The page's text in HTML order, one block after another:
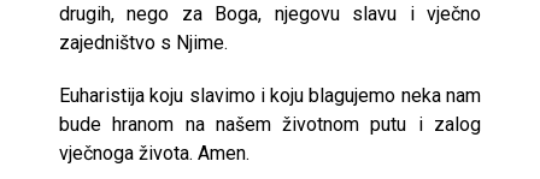
drugih, nego za Boga, njegovu slavu i vječno
zajedništvo s Njime.
Euharistija koju slavimo i koju blagujemo neka nam
bude hranom na našem životnom putu i zalog
vječnoga života. Amen.